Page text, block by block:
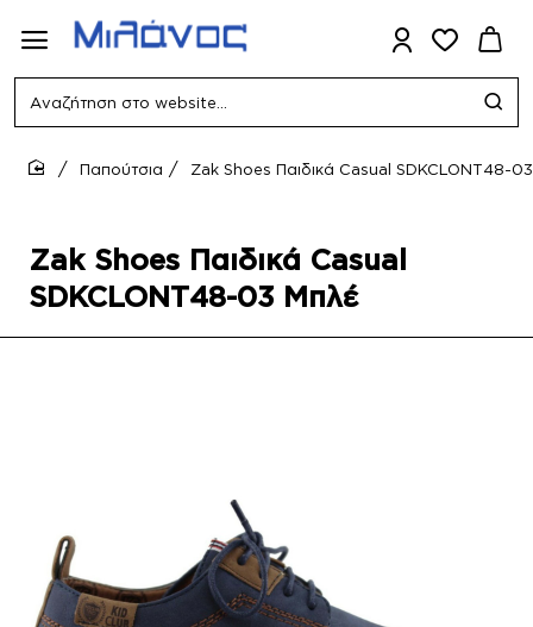
Αναζήτηση
website...
Zak Shoes Παιδικά Casual
SDKCLONT48-03 Μπλέ
Παπούτσια Zak Shoes Παιδικά Casual SDKCLONT48-